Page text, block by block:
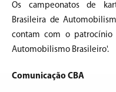
Os campeonatos de
Brasileira de
contam com o patrocínio
Automobilismo Brasileiro'.
Comunicação CBA